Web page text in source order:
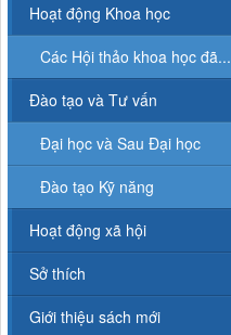
Hoạt động Khoa học
Các Hội thảo khoa học đã...
Đào tạo và Tư vấn
Đại học và Sau Đại học
Đào tạo Kỹ năng
Hoạt động xã hội
Sở thích
Giới thiệu sách mới